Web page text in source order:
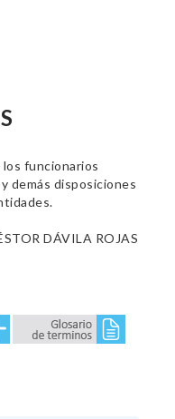
funcionarios
demás disposiciones
DÁVILA ROJAS